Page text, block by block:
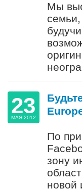
Мы
23
МАЯ 2012
По
зону
новой